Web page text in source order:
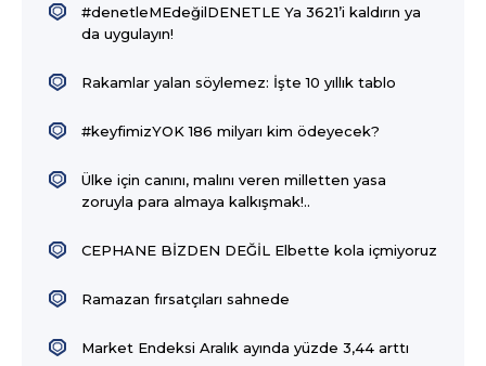
#denetleMEdeğilDENETLE Ya 3621’i kaldırın ya
da uygulayın!
Rakamlar yalan söylemez: İşte 10 yıllık tablo
#keyfimizYOK 186 milyarı kim ödeyecek?
Ülke için canını, malını veren milletten yasa
zoruyla para almaya kalkışmak!..
CEPHANE BİZDEN DEĞİL Elbette kola içmiyoruz
Ramazan fırsatçıları sahnede
Market Endeksi Aralık ayında yüzde 3,44 arttı